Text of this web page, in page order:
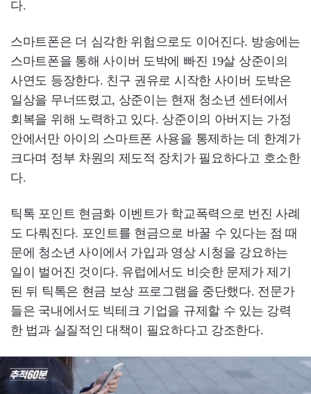
다.
스마트폰은 더 심각한 위험으로도 이어진다. 방송에는
스마트폰을 통해 사이버 도박에 빠진 19살 상준이의
사연도 등장한다. 친구 권유로 시작한 사이버 도박은
일상을 무너뜨렸고, 상준이는 현재 청소년 센터에서
회복을 위해 노력하고 있다. 상준이의 아버지는 가정
안에서만 아이의 스마트폰 사용을 통제하는 데 한계가
크다며 정부 차원의 제도적 장치가 필요하다고 호소한
다.
틱톡 포인트 현금화 이벤트가 학교폭력으로 번진 사례
도 다뤄진다. 포인트를 현금으로 바꿀 수 있다는 점 때
문에 청소년 사이에서 가입과 영상 시청을 강요하는
일이 벌어진 것이다. 유럽에서도 비슷한 문제가 제기
된 뒤 틱톡은 현금 보상 프로그램을 중단했다. 전문가
들은 국내에서도 빅테크 기업을 규제할 수 있는 강력
한 법과 실질적인 대책이 필요하다고 강조한다.